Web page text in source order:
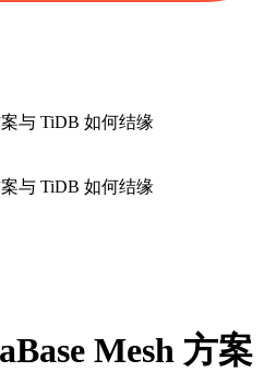
案与 TiDB 如何结缘
案与 TiDB 如何结缘
Mesh 方案